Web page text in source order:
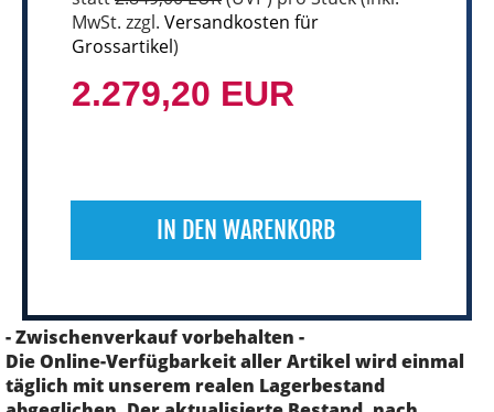
MwSt. zzgl. Versandkosten für
Grossartikel)
2.279,20 EUR
IN DEN WARENKORB
- Zwischenverkauf vorbehalten -
Die Online-Verfügbarkeit aller Artikel wird einmal
täglich mit unserem realen Lagerbestand